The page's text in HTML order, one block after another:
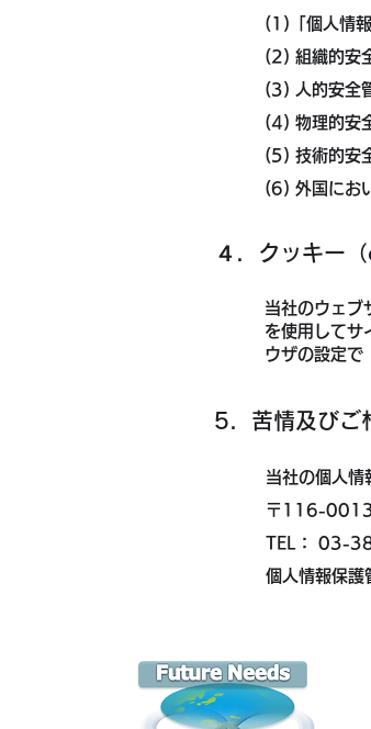
(1)「個人情
(2) 組織的安
(3) 人的安全
(4) 物理的安
(5) 技術的安
(6) 外国にお
４．クッキー
当社のウェブ
を使用してサ
ウザの設定で
5．苦情及びご
当社の個人情
〒116-0013
TEL： 03-
個人情報保